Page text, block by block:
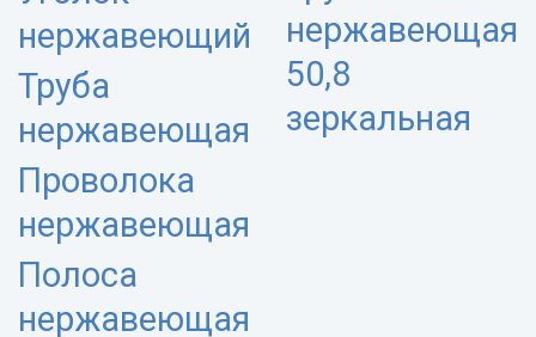
нержавеющий
Труба
нержавеющая
Проволока
нержавеющая
Полоса
нержавеющая
нержавеющая
50,8
зеркальная